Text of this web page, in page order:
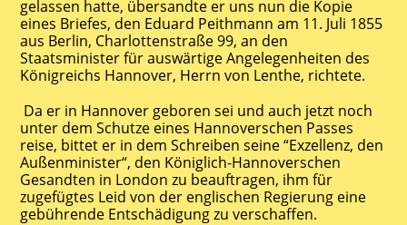
gelassen hatte, übersandte er uns nun die Kopie
eines Briefes, den Eduard Peithmann am 11. Juli 1855
aus Berlin, Charlottenstraße 99, an den
Staatsminister für auswärtige Angelegenheiten des
Königreichs Hannover, Herrn von Lenthe, richtete.
Da er in Hannover geboren sei und auch jetzt noch
unter dem Schutze eines Hannoverschen Passes
reise, bittet er in dem Schreiben seine “Exzellenz, den
Außenminister“, den Königlich-Hannoverschen
Gesandten in London zu beauftragen, ihm für
zugefügtes Leid von der englischen Regierung eine
gebührende Entschädigung zu verschaffen.